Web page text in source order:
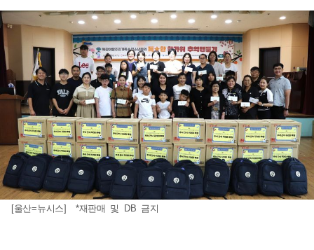
[울산=뉴시스] *재판매 및 DB 금지